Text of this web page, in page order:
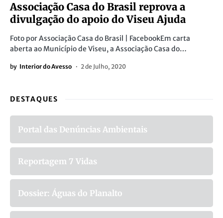
Associação Casa do Brasil reprova a
divulgação do apoio do Viseu Ajuda
Foto por Associação Casa do Brasil | FacebookEm carta
aberta ao Município de Viseu, a Associação Casa do…
by Interior do Avesso 2 de Julho, 2020
DESTAQUES
Portal das Denúncias Ambientais
Reportagem 7 Vidas
Dossier: Águas do Planalto